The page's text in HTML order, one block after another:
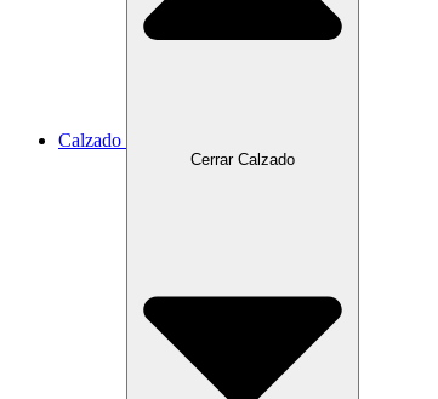
Calzado
Cerrar Calzado